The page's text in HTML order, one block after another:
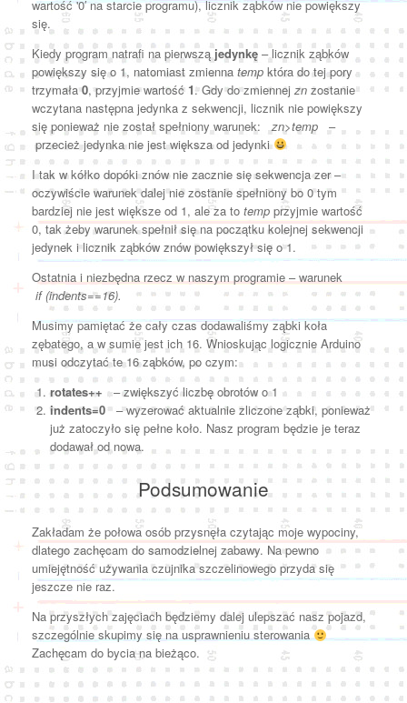
wartość '0′ na starcie programu), licznik ząbków nie powiększy
się.
Kiedy program natrafi na pierwsząjedynkę – licznik ząbków
powiększy się o 1, natomiast zmienna temp która do tej pory
trzymała0, przyjmie wartość 1. Gdy do zmiennej zn zostanie
wczytana następna jedynka z sekwencji, licznik nie powiększy
się ponieważ nie został spełniony warunek: zn>temp –
przecież jedynka nie jest większa od jedynki
I tak w kółko dopóki znów nie zacznie się sekwencja zer –
oczywiście warunek dalej nie zostanie spełniony bo 0 tym
bardziej nie jest większe od 1, ale za to temp przyjmie wartość
0, tak żeby warunek spełnił się na początku kolejnej sekwencji
jedynek i licznik ząbków znów powiększył się o 1.
Ostatnia i niezbędna rzecz w naszym programie – warunek
if(indents==16).
Musimy pamiętać że cały czas dodawaliśmy ząbki koła
zębatego, a w sumie jest ich 16. Wnioskując logicznie Arduino
musi odczytać te 16 ząbków, po czym:
rotates++– zwiększyć liczbę obrotów o 1
indents=0 – wyzerować aktualnie zliczone ząbki, ponieważ
już zatoczyło się pełne koło. Nasz program będzie je teraz
dodawał od nowa.
Podsumowanie
Zakładam że połowa osób przysnęła czytając moje wypociny,
dlatego zachęcam do samodzielnej zabawy. Na pewno
umiejętność używania czujnika szczelinowego przyda się
jeszcze nie raz.
Na przyszłych zajęciach będziemy dalej ulepszać nasz pojazd,
szczególnie skupimy się na usprawnieniu sterowania
Zachęcam do bycia na bieżąco.